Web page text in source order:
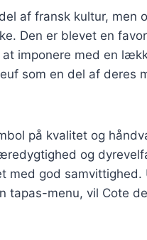
af fransk kultur, men
Den er blevet en
imponere med en
som en del af deres
på kvalitet og
og
god samvittighed.
tapas-menu, vil Cote